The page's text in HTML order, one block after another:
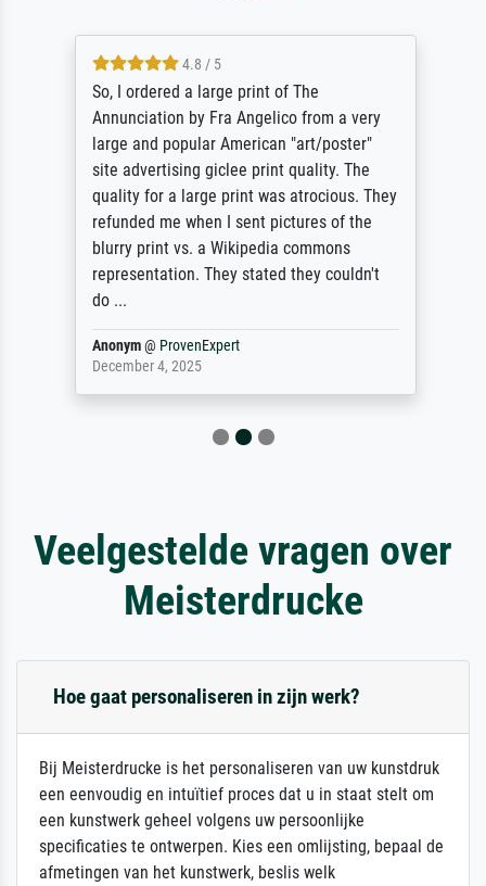
4.8 / 5
So, I ordered a large print of The
Annunciation by Fra Angelico from a very
large and popular American "art/poster"
site advertising giclee print quality. The
quality for a large print was atrocious. They
refunded me when I sent pictures of the
blurry print vs. a Wikipedia commons
representation. They stated they couldn't
do ...
Anonym@ ProvenExpert
December 4, 2025
Veelgestelde vragen over
Meisterdrucke
Hoe gaat personaliseren in zijn werk?
Bij Meisterdrucke is het personaliseren van uw kunstdruk
een eenvoudig en intuïtief proces dat u in staat stelt om
een kunstwerk geheel volgens uw persoonlijke
specificaties te ontwerpen. Kies een omlijsting, bepaal de
afmetingen van het kunstwerk, beslis welk